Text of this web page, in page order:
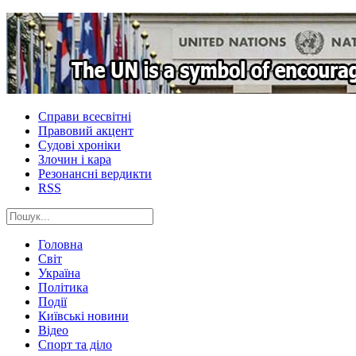
Справи всесвітні
Правовий акцент
Судові хроніки
Злочин і кара
Резонансні вердикти
RSS
Головна
Світ
Україна
Політика
Події
Київські новини
Відео
Спорт та діло